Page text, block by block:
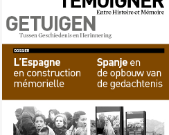
Nr. 115 (03/2013) Spanje en de
opbouw van de gedachtenis